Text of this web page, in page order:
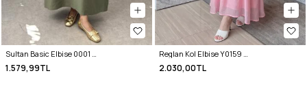
Sultan Basic Elbise 0001 - HAKİ
1.579,99TL
Reglan Kol Elbise Y0159 - PEMBE
2.030,00TL